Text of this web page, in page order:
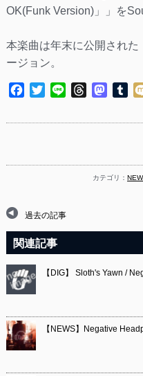
OK(Funk Version)」」を
本楽曲は年末に公開された
ージョン。
Facebook
TwitterLine Threads
カテゴリ：
過去の記事
関連記事
【DIG】 Sloth's Yawn /
【NEWS】Negative